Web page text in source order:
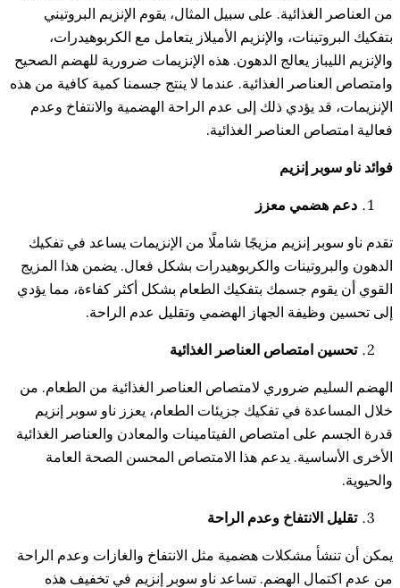
على سبيل المثال، يقوم الإنزيم البروتيني
والإنزيم الأميلاز يتعامل مع الكربوهيدرات،
يعالج الدهون. هذه الإنزيمات ضرورية للهضم الصحيح
الغذائية. عندما لا ينتج جسمنا كمية كافية من هذه
قد يؤدي ذلك إلى عدم الراحة الهضمية والانتفاخ وعدم
العناصر الغذائية.
إنزيم
معزز
إنزيم مزيجًا شاملًا من الإنزيمات يساعد في تفكيك
والكربوهيدرات بشكل فعال. يضمن هذا المزيج
جسمك بتفكيك الطعام بشكل أكثر كفاءة، مما يؤدي
الجهاز الهضمي وتقليل عدم الراحة.
امتصاص العناصر الغذائية
ضروري لامتصاص العناصر الغذائية من الطعام. من
في تفكيك جزيئات الطعام، يعزز ناو سوبر إنزيم
امتصاص الفيتامينات والمعادن والعناصر الغذائية
يدعم هذا الامتصاص المحسن الصحة العامة
الانتفاخ وعدم الراحة
مشكلات هضمية مثل الانتفاخ والغازات وعدم الراحة
الهضم. تساعد ناو سوبر إنزيم في تخفيف هذه